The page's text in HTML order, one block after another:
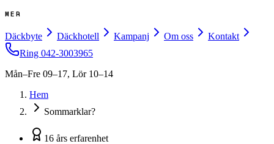
MER
Däckbyte Däckhotell Kampanj Om oss
Kontakt
Ring 042-3003965
Mån–Fre 09–17, Lör 10–14
Hem
Sommarklar?
16 års erfarenhet